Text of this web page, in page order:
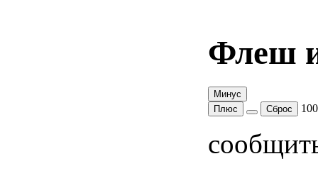
Флеш
Минус
Плюс
Сброс